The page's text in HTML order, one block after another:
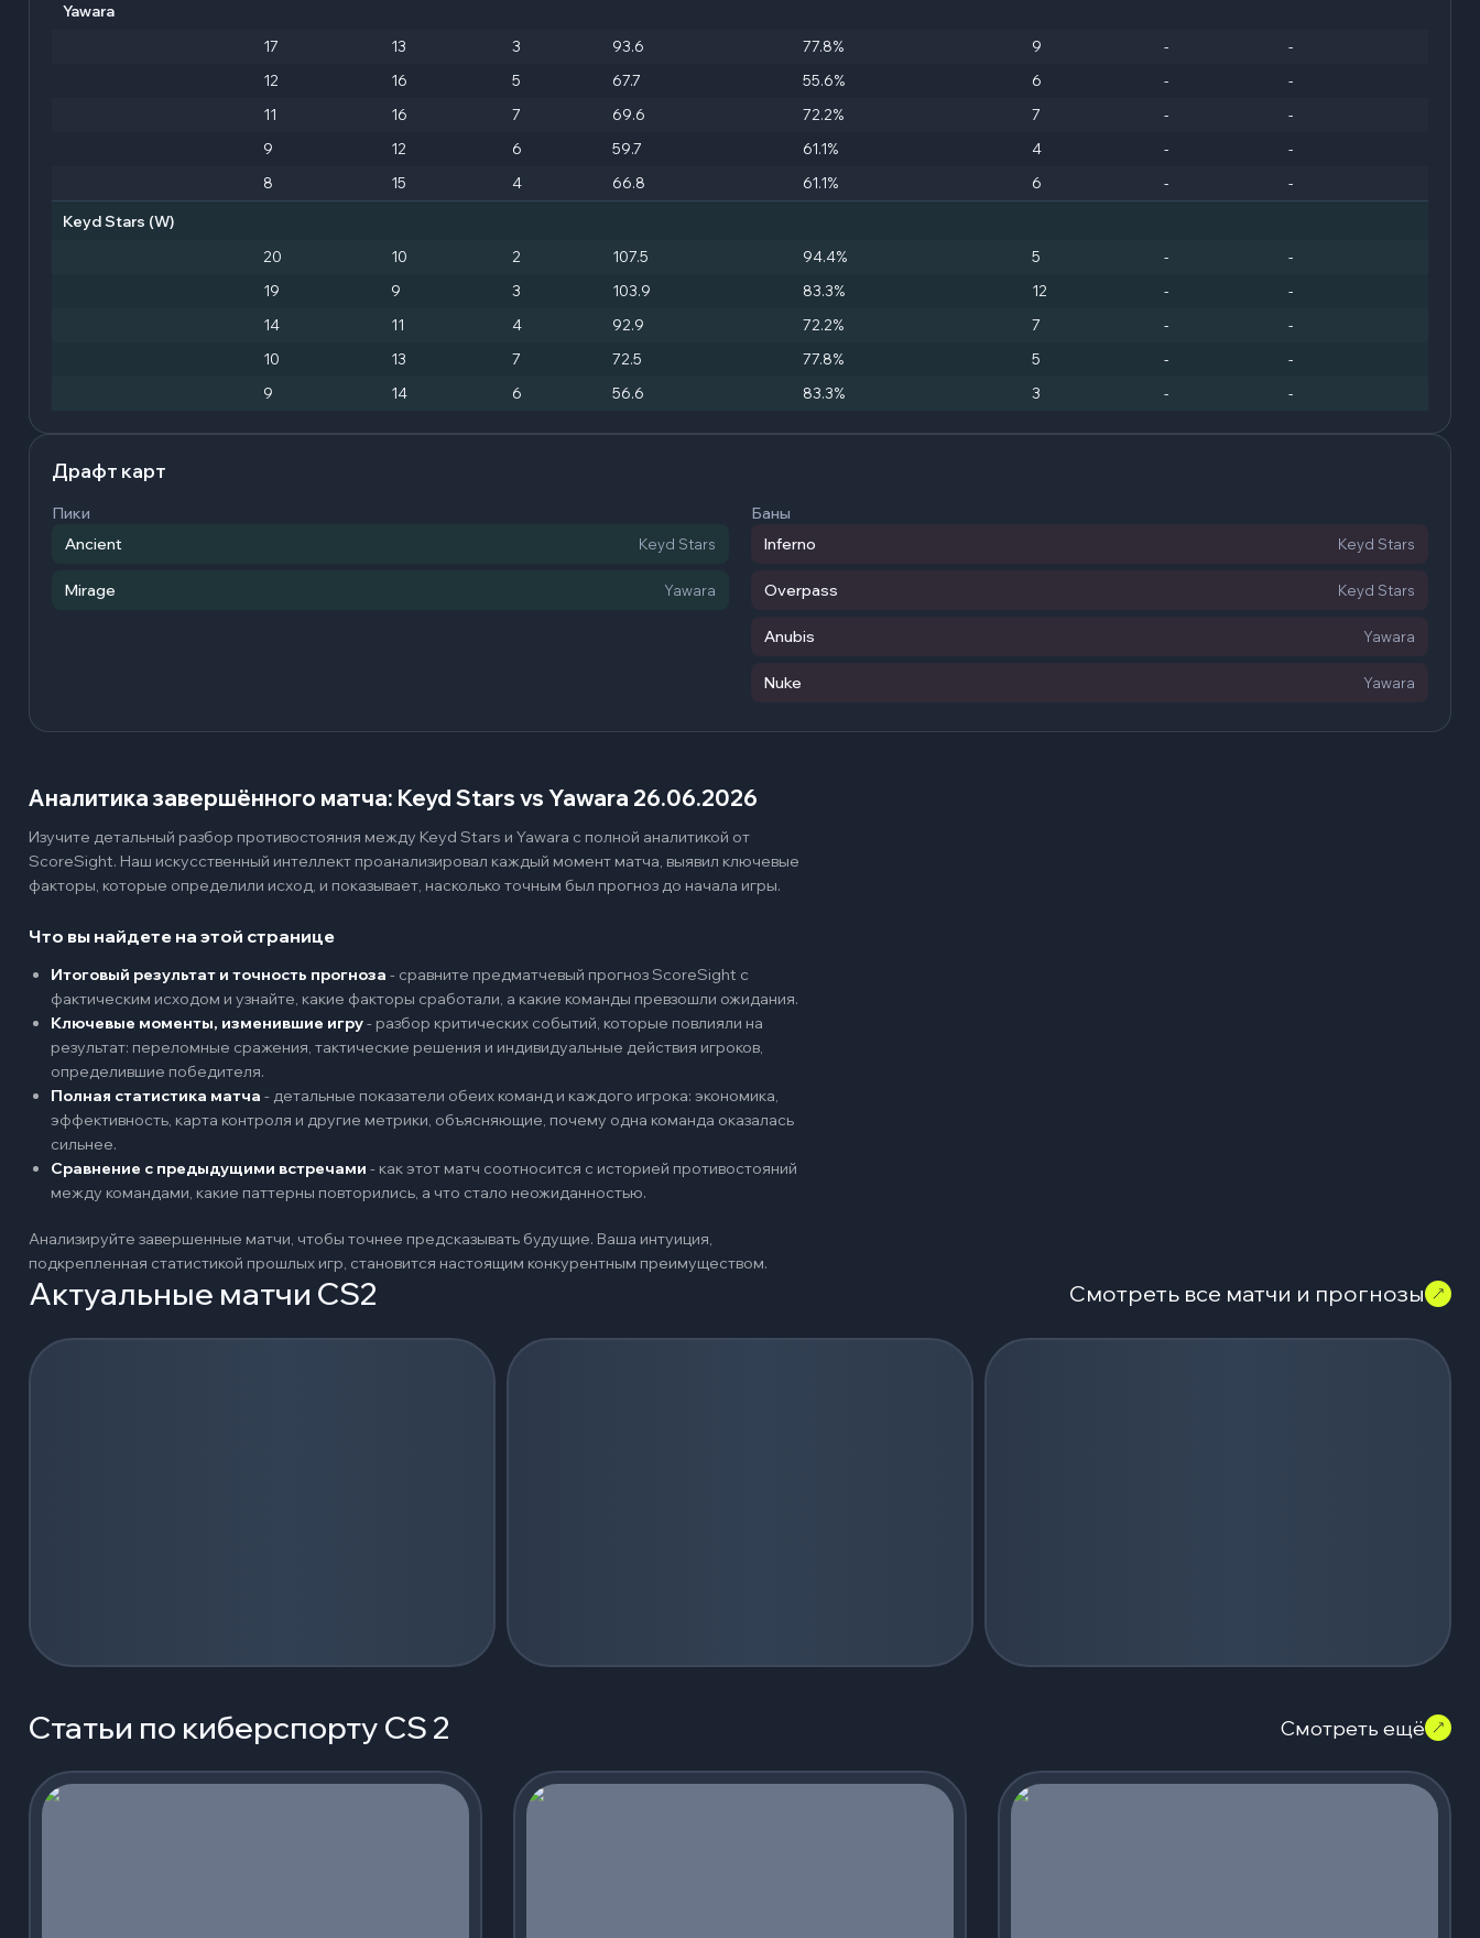
Yawara
17 13 3 93.6 77.8% 9 -
-
12
16 5 67.7 55.6% 6 -
-
11
16 7 69.6 72.2% 7 -
-
9
12 6 59.7 61.1% 4 -
-
8
15 4 66.8 61.1% 6 - -
Keyd Stars (W)
20 10 2 107.5 94.4% 5 -
-
19
9 3 103.9 83.3% 12 -
-
14
11 4 92.9 72.2% 7 -
-
10
13 7 72.5 77.8% 5 -
-
9
14 6 56.6 83.3% 3 - -
Драфт карт
Пики
Ancient
Keyd Stars
Mirage Yawara
Баны
Inferno
Keyd Stars
Overpass Keyd Stars
Anubis Yawara
Nuke Yawara
Аналитика завершённого матча: Keyd Stars vs Yawara 26.06.2026
Изучите детальный разбор противостояния между Keyd Stars и Yawara с полной аналитикой от
ScoreSight. Наш искусственный интеллект проанализировал каждый момент матча, выявил ключевые
факторы, которые определили исход, и показывает, насколько точным был прогноз до начала игры.
Что вы найдете на этой странице
Итоговый результат и точность прогноза - сравните предматчевый прогноз ScoreSight с
фактическим исходом и узнайте, какие факторы сработали, а какие команды превзошли ожидания.
Ключевые моменты, изменившие игру- разбор критических событий, которые повлияли на
результат: переломные сражения, тактические решения и индивидуальные действия игроков,
определившие победителя.
Полная статистика матча - детальные показатели обеих команд и каждого игрока: экономика,
эффективность, карта контроля и другие метрики, объясняющие, почему одна команда оказалась
сильнее.
Сравнение с предыдущими встречами - как этот матч соотносится с историей противостояний
между командами, какие паттерны повторились, а что стало неожиданностью.
Анализируйте завершенные матчи, чтобы точнее предсказывать будущие. Ваша интуиция,
подкрепленная статистикой прошлых игр, становится настоящим конкурентным преимуществом.
Актуальные матчи CS2 Смотреть все матчи и прогнозы
Загрузка событий...
Статьи по киберспорту CS 2 Смотреть ещё